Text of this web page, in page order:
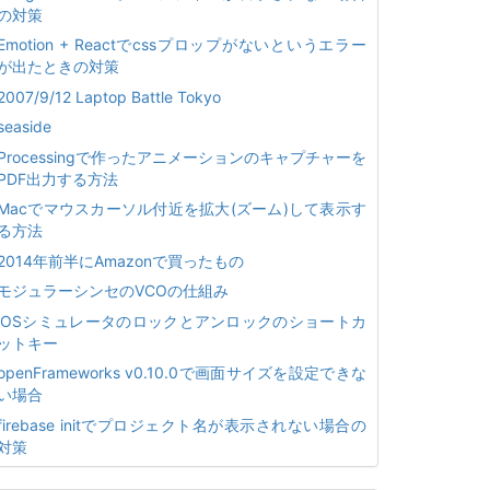
対策
+ Reactでcssプロップがないというエラー
出たときの対策
9/12 Laptop Battle Tokyo
で作ったアニメーションのキャプチャーを
出力する方法
でマウスカーソル付近を拡大(ズーム)して表示す
方法
年前半にAmazonで買ったもの
ジュラーシンセのVCOの仕組み
シミュレータのロックとアンロックのショートカ
トキー
v0.10.0で画面サイズを設定できな
場合
initでプロジェクト名が表示されない場合の
策